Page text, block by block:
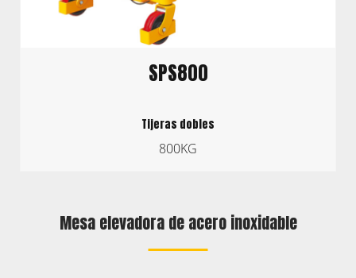
SPS800
Tijeras dobles
800KG
Mesa elevadora de acero inoxidable